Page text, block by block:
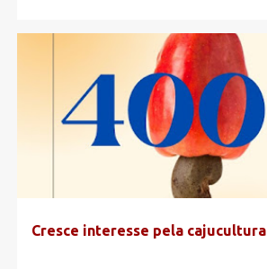
Cresce interesse pela cajucultura
YOUTUBE